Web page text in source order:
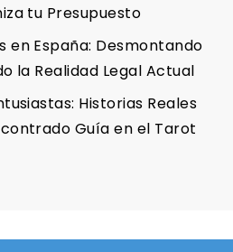
tu Presupuesto
en España: Desmontando
la Realidad Legal Actual
Historias Reales
Guía en el Tarot